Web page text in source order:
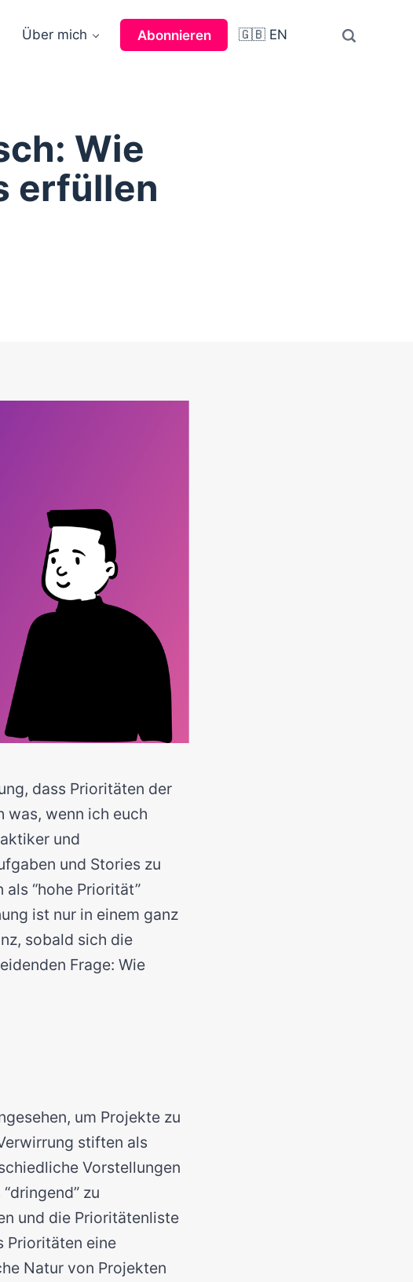
Über mich Abonnieren 🇬🇧 EN
Wie
erfüllen
dass Prioritäten der
was, wenn ich euch
und
und Stories zu
“hohe Priorität”
ist nur in einem ganz
sobald sich die
Frage: Wie
um Projekte zu
stiften als
Vorstellungen
zu
und die Prioritätenliste
Prioritäten eine
Natur von Projekten